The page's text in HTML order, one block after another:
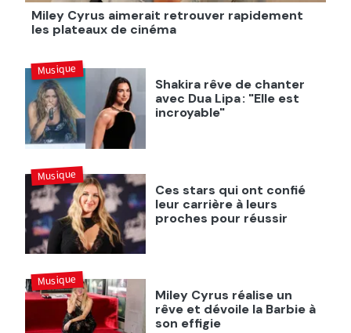
Miley Cyrus aimerait retrouver rapidement
les plateaux de cinéma
Shakira rêve de chanter
avec Dua Lipa : "Elle est
incroyable"
Musique
Ces stars qui ont confié
leur carrière à leurs
proches pour réussir
Musique
Miley Cyrus réalise un
rêve et dévoile la Barbie à
son effigie
Musique